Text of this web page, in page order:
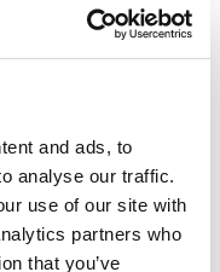
and ads, to
analyse our traffic.
use of our site with
partners who
that you’ve
u mirnom
Standard Plus
sanitarni čvor.
borove šume i
su za smještaj
100 m2 te imaju
zone gostima su na